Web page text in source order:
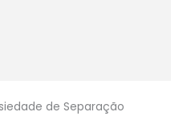
de Separação